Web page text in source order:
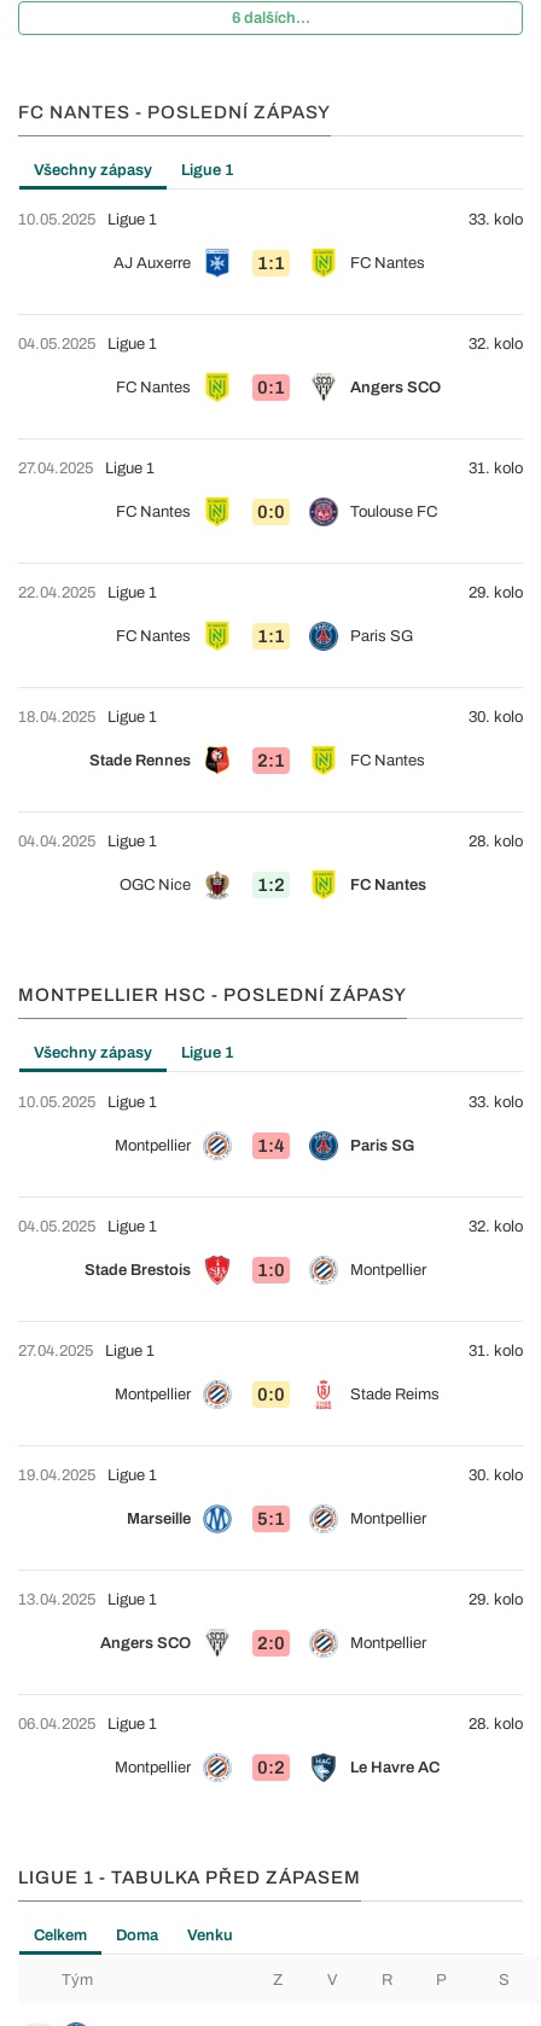
6 dalších...
FC NANTES - POSLEDNÍ ZÁPASY
Všechny zápasy Ligue 1
10.05.2025
AJ Auxerre 1:1 FC Nantes
Ligue 1 33. kolo
04.05.2025
FC Nantes 0:1 Angers SCO
Ligue 1 32. kolo
27.04.2025
FC Nantes 0:0 Toulouse FC
Ligue 1 31. kolo
22.04.2025
FC Nantes 1:1 Paris SG
Ligue 1 29. kolo
18.04.2025
Stade Rennes 2:1 FC Nantes
Ligue 1 30. kolo
04.04.2025
OGC Nice 1:2 FC Nantes
Ligue 1 28. kolo
MONTPELLIER HSC - POSLEDNÍ ZÁPASY
Všechny zápasy Ligue 1
10.05.2025
Montpellier 1:4 Paris SG
Ligue 1 33. kolo
04.05.2025
Stade Brestois 1:0 Montpellier
Ligue 1 32. kolo
27.04.2025
Montpellier 0:0 Stade Reims
Ligue 1 31. kolo
19.04.2025
Marseille 5:1 Montpellier
Ligue 1 30. kolo
13.04.2025
Angers SCO 2:0 Montpellier
Ligue 1 29. kolo
06.04.2025
Montpellier 0:2 Le Havre AC
Ligue 1 28. kolo
LIGUE 1 - TABULKA PŘED ZÁPASEM
Celkem Doma Venku
Tým Z V R P S